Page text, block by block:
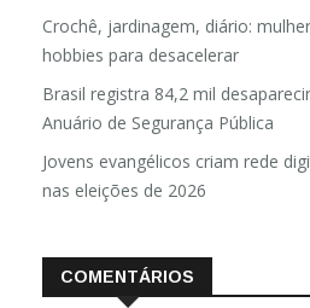
Crochê, jardinagem, diário:
hobbies para desacelerar
Brasil registra 84,2 mil
Anuário de Segurança Pública
Jovens evangélicos criam rede
nas eleições de 2026
COMENTÁRIOS